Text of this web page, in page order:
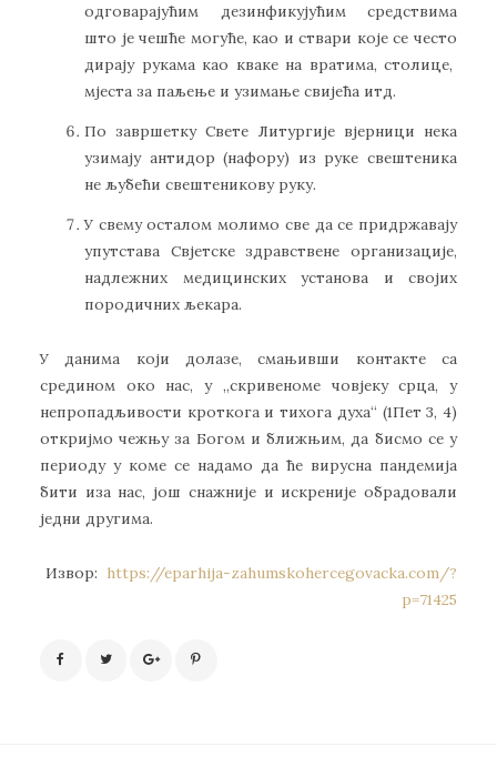
одговарајућим дезинфикујућим средствима
што је чешће могуће, као и ствари које се често
дирају рукама као кваке на вратима, столице,
мјеста за паљење и узимање свијећа итд.
По завршетку Свете Литургије вјерници нека
узимају антидор (нафору) из руке свештеника
не љубећи свештеникову руку.
У свему осталом молимо све да се придржавају
упутстава Свјетске здравствене организације,
надлежних медицинских установа и својих
породичних љекара.
У данима који долазе, смањивши контакте са
средином око нас, у „скривеноме човјеку срца, у
непропадљивости кроткога и тихога духа“ (1Пет 3, 4)
откријмо чежњу за Богом и ближњим, да бисмо се у
периоду у коме се надамо да ће вирусна пандемија
бити иза нас, још снажније и искреније обрадовали
једни другима.
Извор: https://eparhija-zahumskohercegovacka.com/?
p=71425